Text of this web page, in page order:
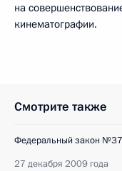
на
кинематографии.
Смотрите также
Федеральный закон
27 декабря 2009 года